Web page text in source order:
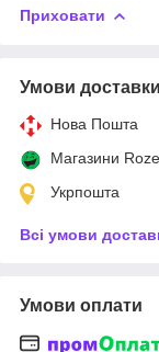
Приховати
Умови доставки
Нова Пошта
Магазини
Укрпошта
Всі умови
Умови оплати